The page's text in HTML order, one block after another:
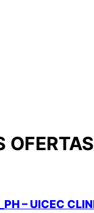
– UICEC